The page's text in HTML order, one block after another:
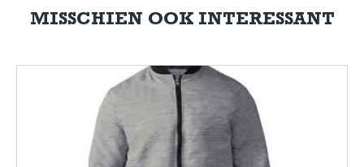
MISSCHIEN OOK INTERESSANT